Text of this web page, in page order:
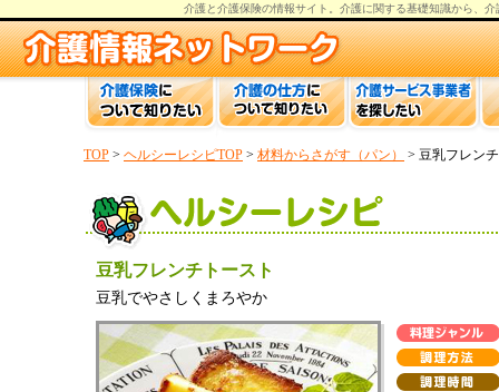
介護と介護保険の情報サイト。 介護に関する基礎知識から、 介
TOP > ヘルシーレシピTOP > 材料からさがす（パン） > 豆乳フレン
豆乳フレンチトースト
豆乳でやさしくまろやか